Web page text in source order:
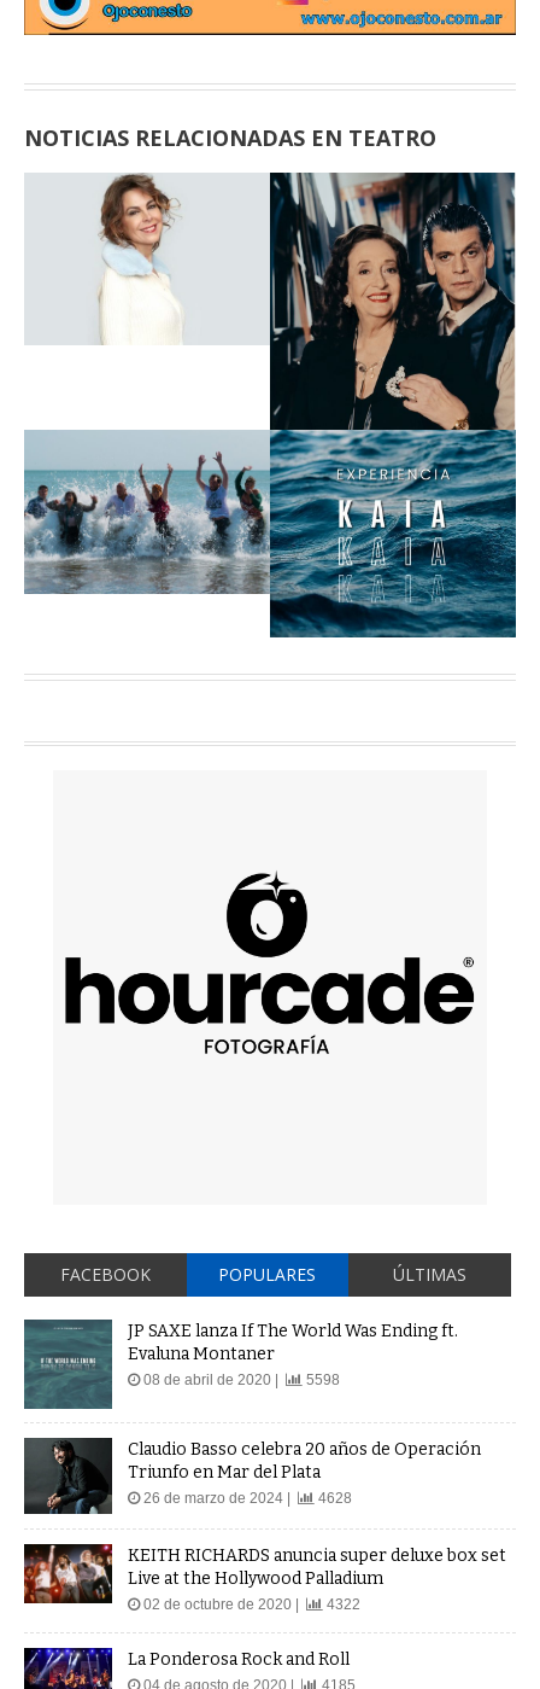
NOTICIAS RELACIONADAS EN TEATRO
FACEBOOK POPULARES ÚLTIMAS
JP SAXE lanza If The World Was Ending ft.
Evaluna Montaner
08 de abril de 2020 | 5598
Claudio Basso celebra 20 años de Operación
Triunfo en Mar del Plata
26 de marzo de 2024 | 4628
KEITH RICHARDS anuncia super deluxe box set
Live at the Hollywood Palladium
02 de octubre de 2020 | 4322
La Ponderosa Rock and Roll
04 de agosto de 2020 | 4185